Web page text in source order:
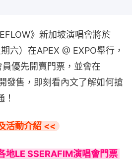
》新加坡演唱會將於
六）在APEX @ EXPO舉行，
優先開賣門票，並會在
發售，即刻看內文了解如何搶
活動介紹 <<
地LE SSERAFIM演唱會門票